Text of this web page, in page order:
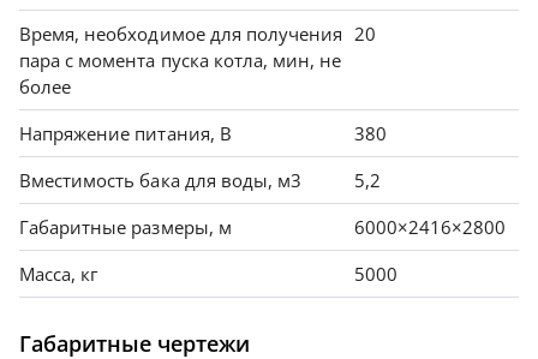
Время, необходимое для получения
пара с момента пуска котла, мин, не
более
20
Напряжение питания, В
380
Вместимость бака для воды, м3
5,2
Габаритные размеры, м
6000×2416×2800
Масса, кг
5000
Габаритные чертежи